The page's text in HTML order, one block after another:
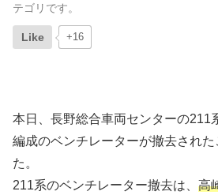
テゴリです。
Like +16
本日、長野総合車両センターの211
編成のベンチレーターが撤去され
た。
211系のベンチレーター撤去は、 高